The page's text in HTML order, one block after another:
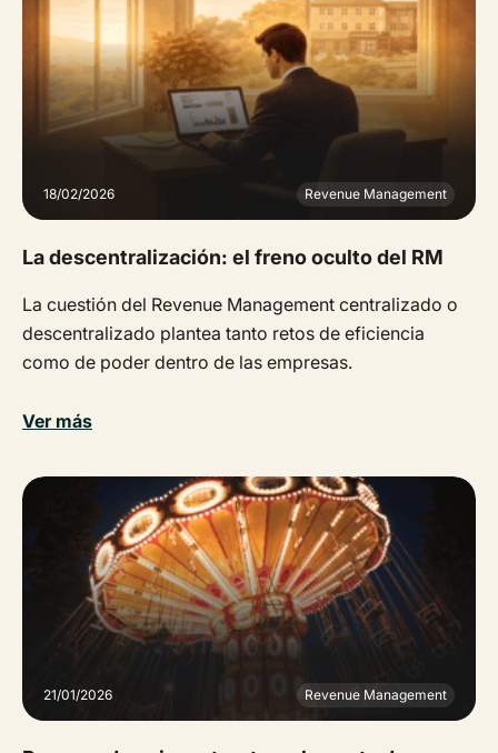
18/02/2026 Revenue Management
La descentralización: el freno oculto del RM
La cuestión del Revenue Management centralizado o
descentralizado plantea tanto retos de eficiencia
como de poder dentro de las empresas.
Ver más
21/01/2026 Revenue Management